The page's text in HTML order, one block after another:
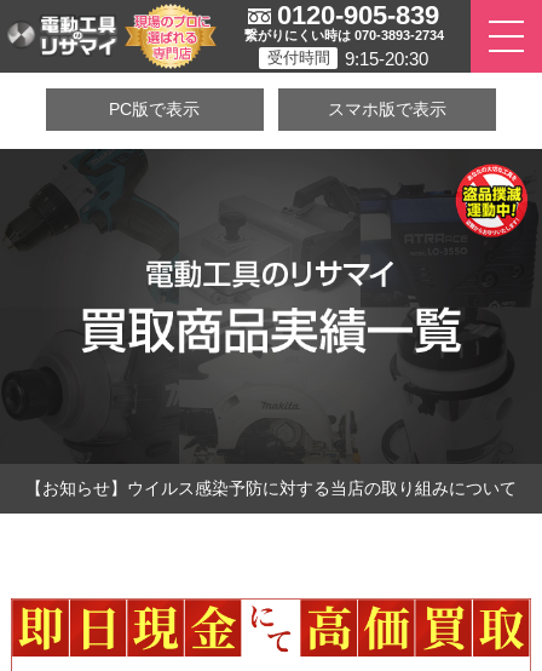
0120-905-839
繋がりにくい時は 070-3893-2734
受付時間 9:15-20:30
PC版で表示 スマホ版で表示
【お知らせ】ウイルス感染予防に対する当店の取り組みについて